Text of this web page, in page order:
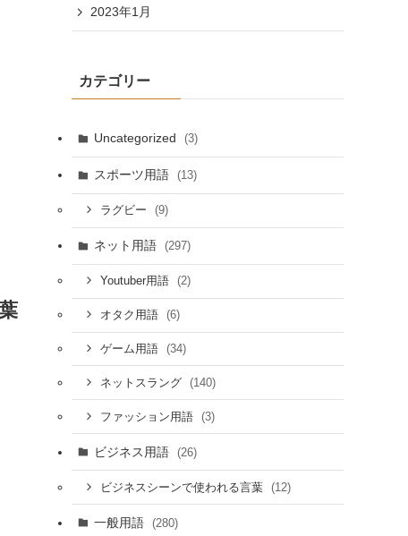
2023年1月
カテゴリー
Uncategorized (3)
スポーツ用語 (13)
ラグビー (9)
ネット用語 (297)
Youtuber用語 (2)
オタク用語 (6)
ゲーム用語 (34)
ネットスラング (140)
ファッション用語 (3)
ビジネス用語 (26)
ビジネスシーンで使われる言葉 (12)
一般用語 (280)